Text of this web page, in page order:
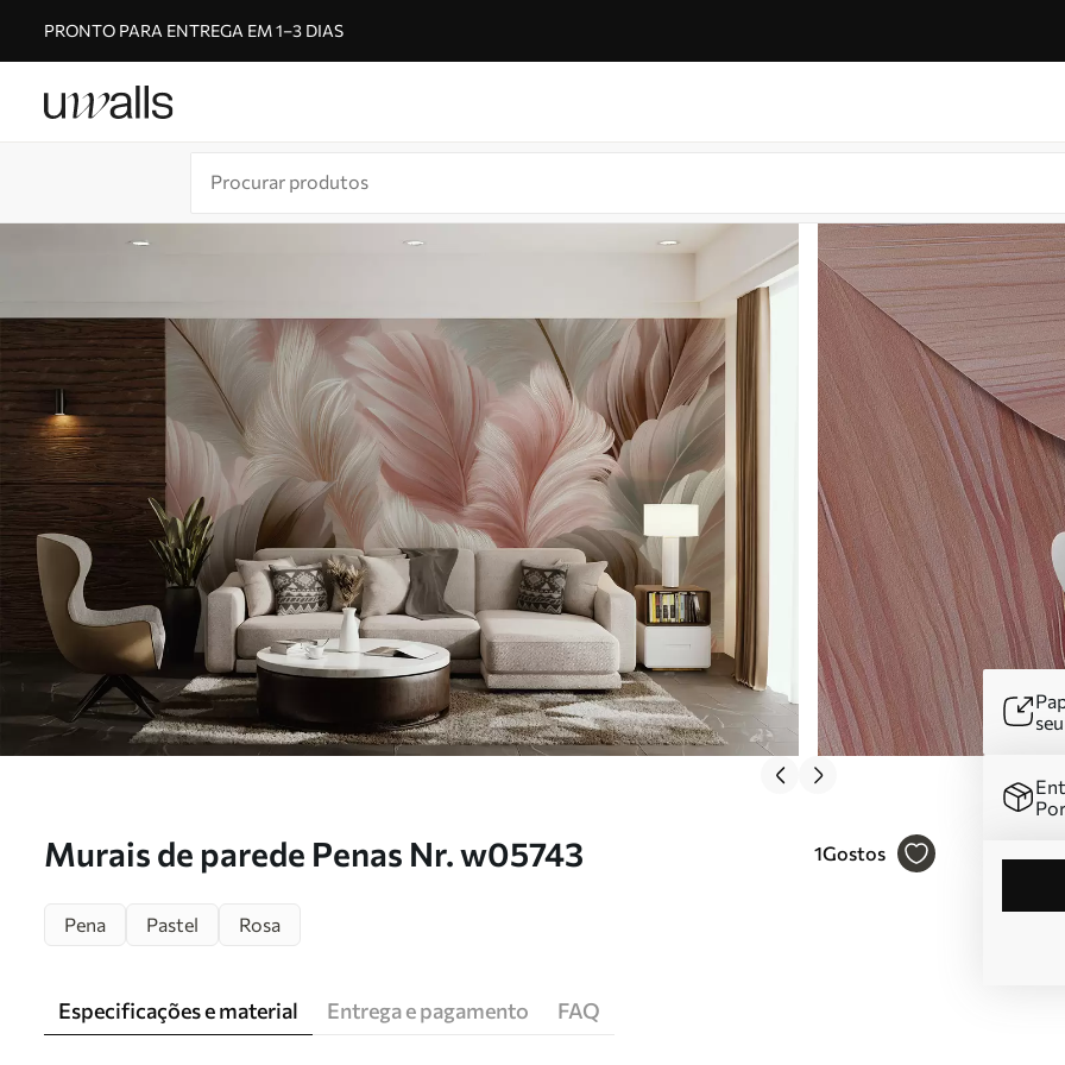
PRONTO PARA ENTREGA EM 1–3 DIAS
Murais de parede Penas Nr. w05743 1Gostos
Pena Pastel Rosa
Especificações e material Entrega e pagamento FAQ